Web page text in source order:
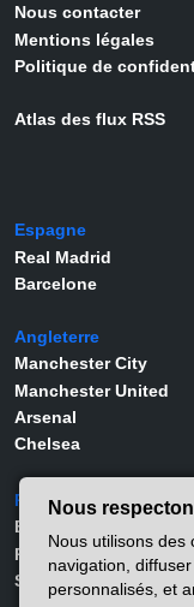
Nous contacter
Mentions légales
Politique de
Atlas des flux RSS
Espagne
Real Madrid
Barcelone
Angleterre
Manchester City
Manchester United
Arsenal
Chelsea
Portugal
Benfica
Porto
Sporting
Nous
Nous utilisons des
navigation,
personnalisés, et